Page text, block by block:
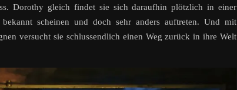
Dorothy gleich findet sie sich daraufhin plötzlich in einer
scheinen und doch sehr anders auftreten. Und mit
versucht sie schlussendlich einen Weg zurück in ihre Welt